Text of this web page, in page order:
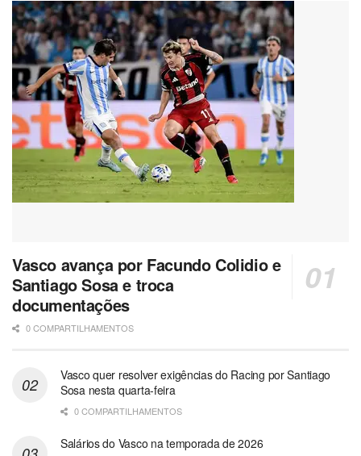
Vasco avança por Facundo Colidio e
Santiago Sosa e troca
documentações
0 COMPARTILHAMENTOS
Vasco quer resolver exigências do Racing por Santiago
Sosa nesta quarta-feira
0 COMPARTILHAMENTOS
Salários do Vasco na temporada de 2026